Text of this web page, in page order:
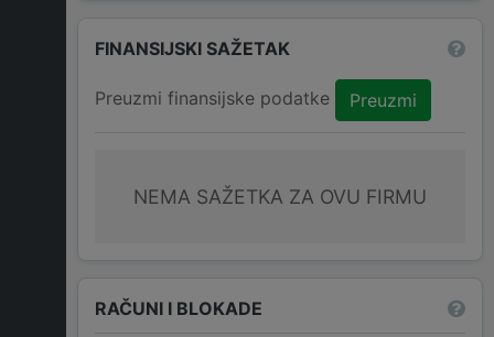
FINANSIJSKI SAŽETAK
Preuzmi finansijske podatke Preuzmi
NEMA SAŽETKA ZA OVU FIRMU
RAČUNI I BLOKADE